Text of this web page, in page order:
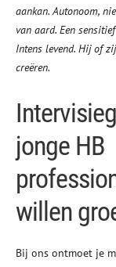
aankan. Autonoom,
van aard. Een
Intens levend. Hij of
creëren.
jonge HB
willen
Bij ons ontmoet je